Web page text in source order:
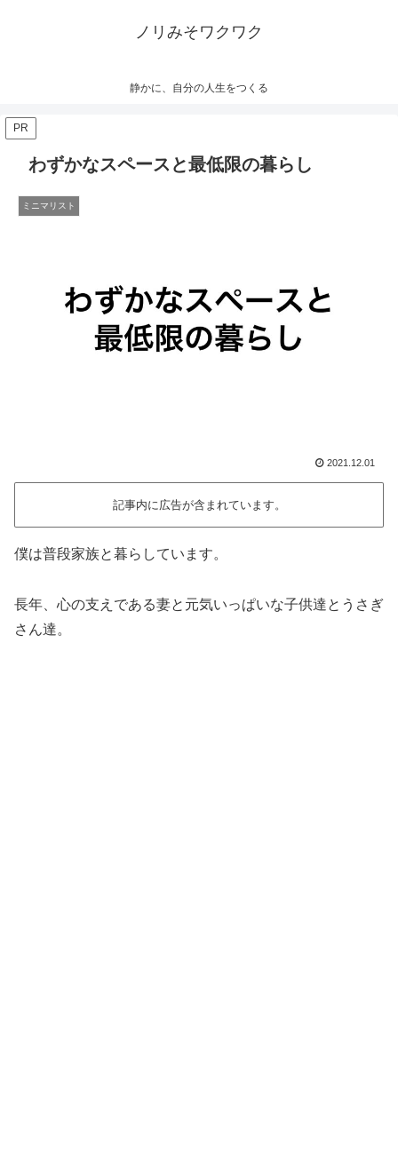
ノリみそワクワク
静かに、自分の人生をつくる
PR
わずかなスペースと最低限の暮らし
ミニマリスト
2021.12.01
記事内に広告が含まれています。
僕は普段家族と暮らしています。
長年、心の支えである妻と元気いっぱいな子供達とうさぎ
さん達。